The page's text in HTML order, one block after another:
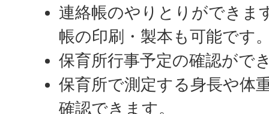
連絡帳のやりとりができま
帳の印刷・製本も可能です
保育所行事予定の確認がで
保育所で測定する身長や体
確認できます。